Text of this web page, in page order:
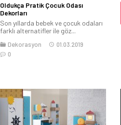
Oldukça Pratik Çocuk Odası
Dekorları
Son yıllarda bebek ve çocuk odaları
farklı alternatifler ile göz...
Dekorasyon
01.03.2019
0